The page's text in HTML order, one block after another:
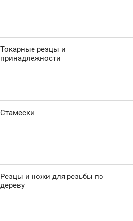
Токарные резцы и
принадлежности
Стамески
Резцы и ножи для резьбы по
дереву